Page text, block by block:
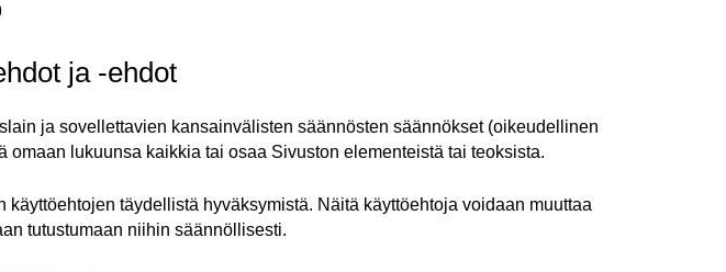
ja -ehdot
ja sovellettavien kansainvälisten säännösten säännökset (oikeudellinen
lukuunsa kaikkia tai osaa Sivuston elementeistä tai teoksista.
täydellistä hyväksymistä. Näitä käyttöehtoja voidaan muuttaa
tutustumaan niihin säännöllisesti.